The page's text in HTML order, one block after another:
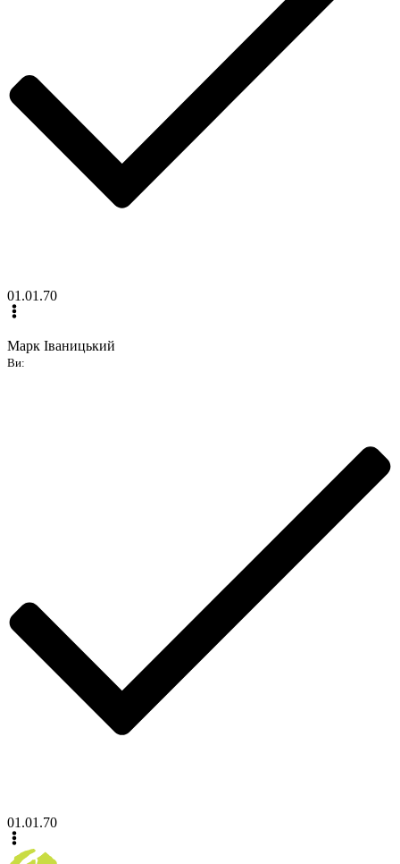
01.01.70
Марк Іваницький
Ви:
01.01.70